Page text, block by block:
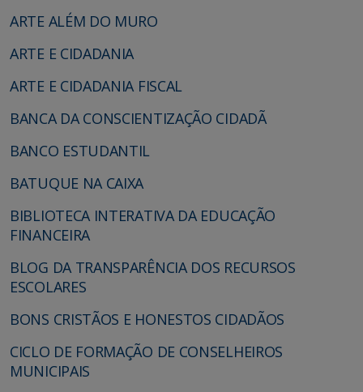
ARTE ALÉM DO MURO
ARTE E CIDADANIA
ARTE E CIDADANIA FISCAL
BANCA DA CONSCIENTIZAÇÃO CIDADÃ
BANCO ESTUDANTIL
BATUQUE NA CAIXA
BIBLIOTECA INTERATIVA DA EDUCAÇÃO
FINANCEIRA
BLOG DA TRANSPARÊNCIA DOS RECURSOS
ESCOLARES
BONS CRISTÃOS E HONESTOS CIDADÃOS
CICLO DE FORMAÇÃO DE CONSELHEIROS
MUNICIPAIS